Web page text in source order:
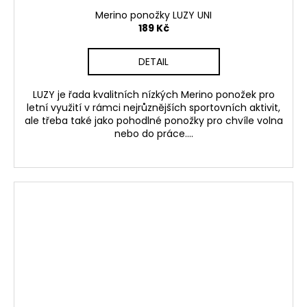
Merino ponožky LUZY UNI
189 Kč
DETAIL
LUZY je řada kvalitních nízkých Merino ponožek pro
letní využití v rámci nejrůznějších sportovních aktivit,
ale třeba také jako pohodlné ponožky pro chvíle volna
nebo do práce....